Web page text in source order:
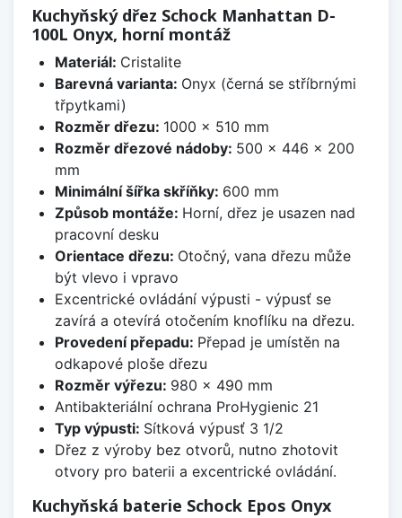
Kuchyňský dřez Schock Manhattan D-
100L Onyx, horní montáž
Materiál: Cristalite
Barevná varianta: Onyx (černá se stříbrnými
třpytkami)
Rozměr dřezu: 1000 x 510 mm
Rozměr dřezové nádoby: 500 x 446 x 200
mm
Minimální šířka skříňky: 600 mm
Způsob montáže: Horní, dřez je usazen nad
pracovní desku
Orientace dřezu: Otočný, vana dřezu může
být vlevo i vpravo
Excentrické ovládání výpusti - výpusť se
zavírá a otevírá otočením knoflíku na dřezu.
Provedení přepadu: Přepad je umístěn na
odkapové ploše dřezu
Rozměr výřezu: 980 x 490 mm
Antibakteriální ochrana ProHygienic 21
Typ výpusti: Sítková výpusť 3 1/2
Dřez z výroby bez otvorů, nutno zhotovit
otvory pro baterii a excentrické ovládání.
Kuchyňská baterie Schock Epos Onyx